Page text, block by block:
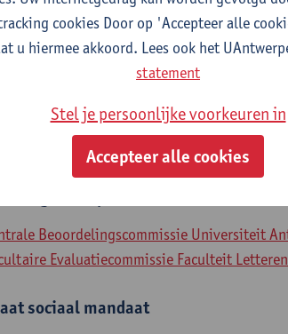
& functies
& techn. personeel
mandaten
Beoordelingscommissie Universiteit
Evaluatiecommissie Faculteit
sociaal mandaat
cookies Door op 'Accepteer alle
u hiermee akkoord. Lees ook het
statement
Stel je persoonlijke voorkeuren in
Accepteer alle cookies